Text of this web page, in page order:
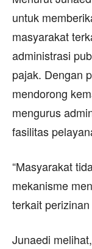
untuk
masyarakat
administrasi
pajak. Dengan
mendorong
mengurus
fasilitas
“Masyarakat
mekanisme
terkait
Junaedi